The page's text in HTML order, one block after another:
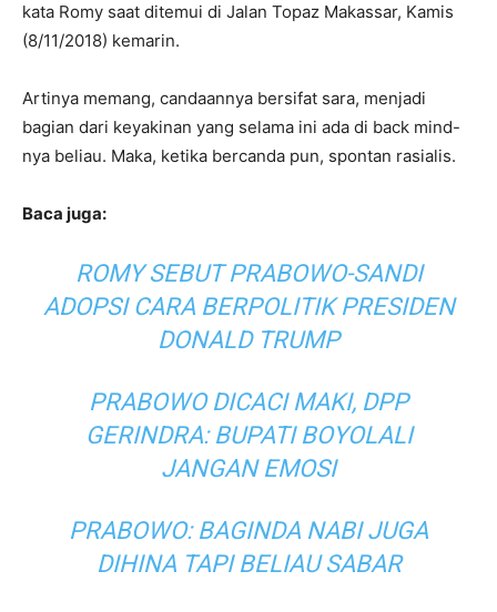
kata Romy saat ditemui di Jalan Topaz Makassar, Kamis
(8/11/2018) kemarin.
Artinya memang, candaannya bersifat sara, menjadi
bagian dari keyakinan yang selama ini ada di back mind-
nya beliau. Maka, ketika bercanda pun, spontan rasialis.
Baca juga:
ROMY SEBUT PRABOWO-SANDI
ADOPSI CARA BERPOLITIK PRESIDEN
DONALD TRUMP
PRABOWO DICACI MAKI, DPP
GERINDRA: BUPATI BOYOLALI
JANGAN EMOSI
PRABOWO: BAGINDA NABI JUGA
DIHINA TAPI BELIAU SABAR